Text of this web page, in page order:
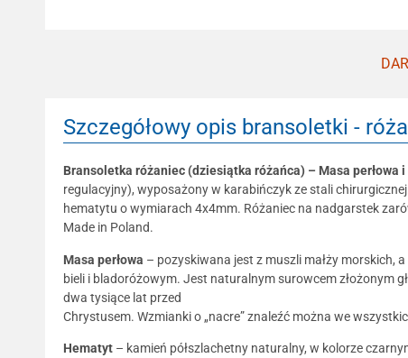
Szczegółowy opis bransoletki -
Bransoletka różaniec (dziesiątka różańca) – Masa perłowa
regulacyjny), wyposażony w karabińczyk ze stali
hematytu o wymiarach 4x4mm. Różaniec na nadgarstek
Made in Poland.
Masa perłowa – pozyskiwana jest z muszli małży morskich,
bieli i bladoróżowym. Jest naturalnym surowcem złożonym
dwa tysiące lat przed
Chrystusem. Wzmianki o „nacre” znaleźć można we
Hematyt – kamień półszlachetny naturalny, w kolorze